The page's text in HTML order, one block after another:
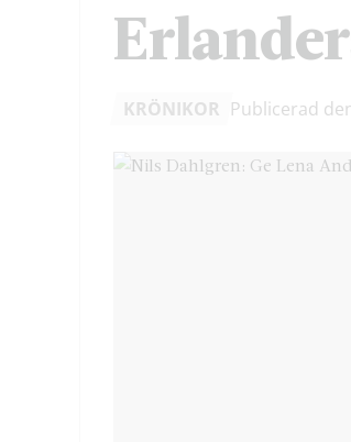
KRÖNIKOR Publicerad